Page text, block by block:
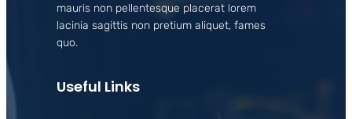
mauris non pellentesque placerat lorem
lacinia sagittis non pretium aliquet, fames
quo.
Useful Links